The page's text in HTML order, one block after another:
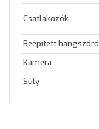
Csatlakozók
Beépített hangszóró
Kamera
Súly